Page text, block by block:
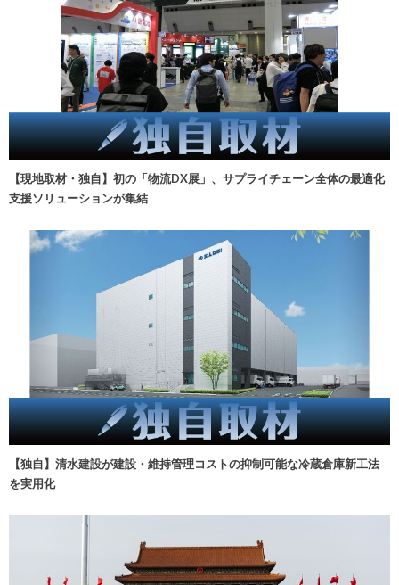
【現地取材・独自】初の「物流DX展」、サプライチェーン全体の最適化
支援ソリューションが集結
【独自】清水建設が建設・維持管理コストの抑制可能な冷蔵倉庫新工法
を実用化